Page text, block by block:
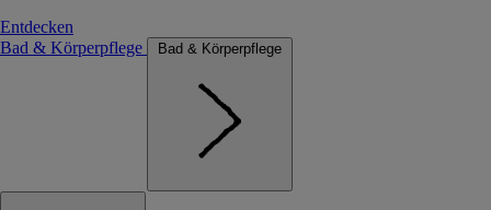
Entdecken
Bad & Körperpflege
Bad & Körperpflege